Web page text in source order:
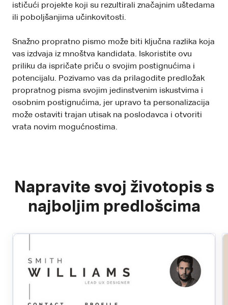
ističući projekte koji su rezultirali značajnim uštedama
ili poboljšanjima učinkovitosti.
Snažno propratno pismo može biti ključna razlika koja
vas izdvaja iz mnoštva kandidata. Iskoristite ovu
priliku da ispričate priču o svojim postignućima i
potencijalu. Pozivamo vas da prilagodite predložak
propratnog pisma svojim jedinstvenim iskustvima i
osobnim postignućima, jer upravo ta personalizacija
može ostaviti trajan utisak na poslodavca i otvoriti
vrata novim mogućnostima.
Napravite svoj životopis s
najboljim predlošcima